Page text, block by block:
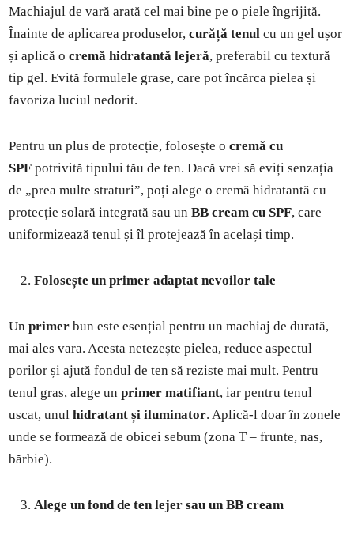
Machiajul de vară arată cel mai bine pe o piele îngrijită.
Înainte de aplicarea produselor,curăță tenul cu un gel ușor
și aplică ocremă hidratantă lejeră, preferabil cu textură
tip gel. Evită formulele grase, care pot încărca pielea și
favoriza luciul nedorit.
Pentru un plus de protecție, folosește ocremă cu
SPF potrivită tipului tău de ten. Dacă vrei să eviți senzația
de „prea multe straturi”, poți alege o cremă hidratantă cu
protecție solară integrată sau unBB cream cu SPF, care
uniformizează tenul și îl protejează în același timp.
Folosește un primer adaptat nevoilor tale
Unprimer bun este esențial pentru un machiaj de durată,
mai ales vara. Acesta netezește pielea, reduce aspectul
porilor și ajută fondul de ten să reziste mai mult. Pentru
tenul gras, alege unprimer matifiant, iar pentru tenul
uscat, unulhidratant și iluminator. Aplică-l doar în zonele
unde se formează de obicei sebum (zona T – frunte, nas,
bărbie).
Alege un fond de ten lejer sau un BB cream